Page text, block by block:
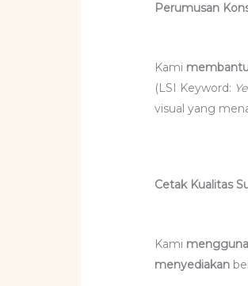
Perumusan
Kami
(LSI Keyword:
visual yang
Cetak Kualitas
Kami
menyediakan